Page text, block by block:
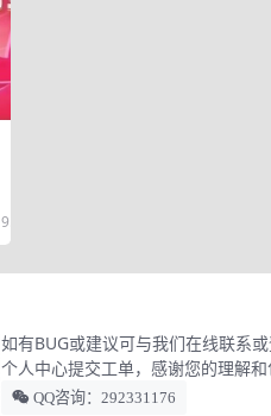
9.9
如有BUG或建议可与我们在线联系
个人中心提交工单，感谢您的理解和
QQ咨询：292331176